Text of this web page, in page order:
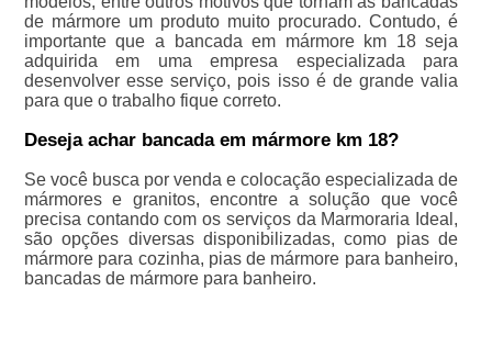
de mármore um produto muito procurado. Contudo, é
importante que a bancada em mármore km 18 seja
adquirida em uma empresa especializada para
desenvolver esse serviço, pois isso é de grande valia
para que o trabalho fique correto.
Deseja achar bancada em mármore km 18?
Se você busca por venda e colocação especializada de
mármores e granitos, encontre a solução que você
precisa contando com os serviços da Marmoraria Ideal,
são opções diversas disponibilizadas, como pias de
mármore para cozinha, pias de mármore para banheiro,
bancadas de mármore para banheiro.